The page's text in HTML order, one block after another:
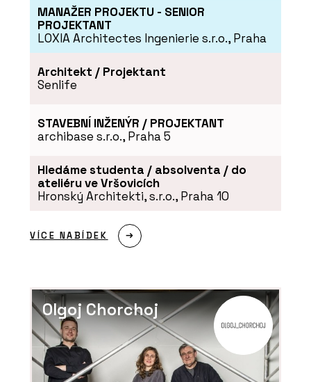
MANAŽER PROJEKTU - SENIOR
PROJEKTANT
LOXIA Architectes Ingenierie s.r.o., Praha
Architekt / Projektant
Senlife
STAVEBNÍ INŽENÝR / PROJEKTANT
archibase s.r.o., Praha 5
Hledáme studenta / absolventa / do
ateliéru ve Vršovicích
Hronský Architekti, s.r.o., Praha 10
VÍCE NABÍDEK
Olgoj Chorchoj